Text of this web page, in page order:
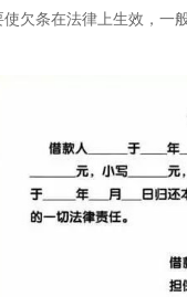
使欠条在法律上生效，一